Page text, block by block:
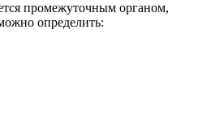
промежуточным органом,
определить: